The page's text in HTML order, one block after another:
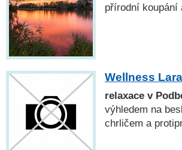
přírodní koupání
Wellness
relaxace v
výhledem na
chrličem a